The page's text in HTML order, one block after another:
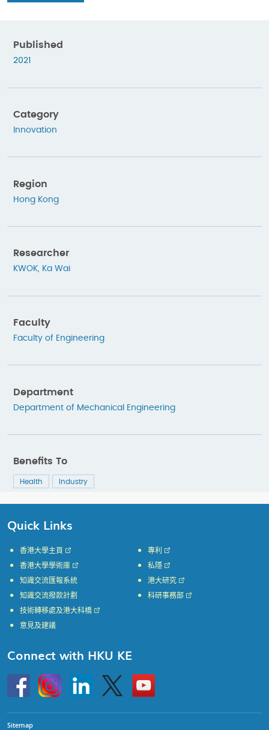
Published
2021
Category
Innovation
Region
Hong Kong
Researcher
KWOK, Ka Wai
Faculty
Faculty of Engineering
Department
Department of Mechanical Engineering
Benefits To
Health Industry
Quick Links
香港大學主頁
香港大學學術庫
知識交流匯報系統
知識交流撥款計劃
專利
私隱
港大研究
科研事務部
技術轉移處及港大科橋
意見及建議
Connect with HKU KE
HKU
InstagramLinkedin Twitter
Go
to
HKU
Sitemap